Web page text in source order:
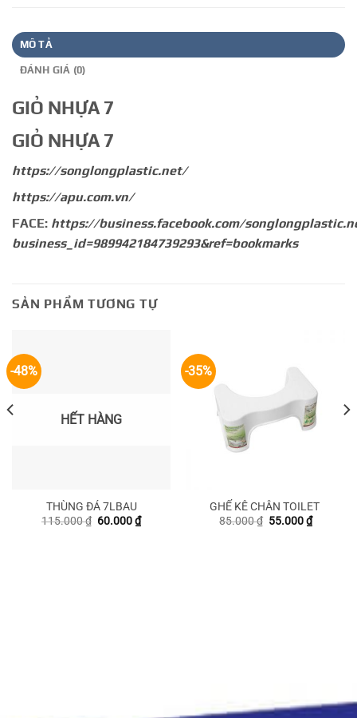
MÔ TẢ
ĐÁNH GIÁ (0)
GIỎ NHỰA 7
GIỎ NHỰA 7
https://songlongplastic.net/
https://apu.com.vn/
FACE: https://business.facebook.com/
business_id=989942184739293&ref=bookmarks
SẢN PHẨM TƯƠNG TỰ
-48%
HẾT HÀNG
THÙNG ĐÁ 7LBAU
115.000₫ Giá
60.000₫Giá
hiện
-35%
GHẾ KÊ CHÂN TOILET
85.000₫ Giá
55.000₫Giá
hiện